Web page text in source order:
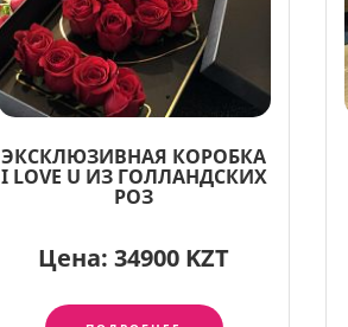
ЭКСКЛЮЗИВНАЯ КОРОБКА
I LOVE U ИЗ ГОЛЛАНДСКИХ
РОЗ
Цена:34900 KZT